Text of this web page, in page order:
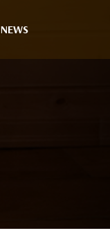
NEWS